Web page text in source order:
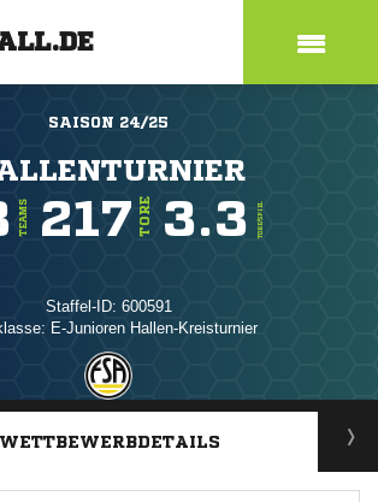
SAISON 24/25
TEAMS 217 TORE 3.3 TORE/SPIEL
Staffel-ID: 600591
E-Junioren Hallen-Kreisturnier
ANZEIGE
WETTBEWERBDETAILS